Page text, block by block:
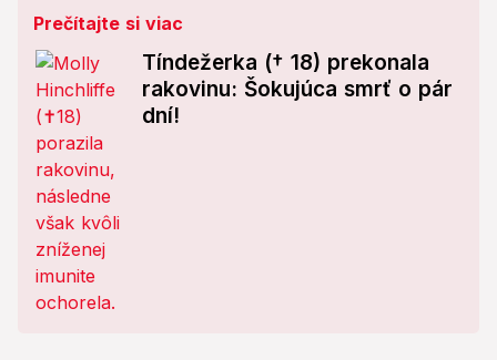
Prečítajte si viac
Tíndežerka († 18) prekonala
rakovinu: Šokujúca smrť o pár
dní!